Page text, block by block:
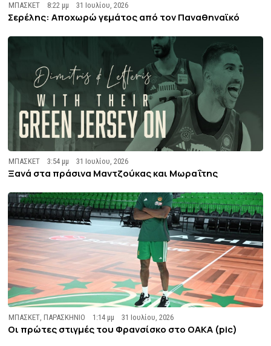
ΜΠΑΣΚΕΤ 8:22 μμ 31 Ιουλίου, 2026
Σερέλης: Αποχωρώ γεμάτος από τον Παναθηναϊκό
ΜΠΑΣΚΕΤ 3:54 μμ 31 Ιουλίου, 2026
Ξανά στα πράσινα Μαντζούκας και Μωραΐτης
ΜΠΑΣΚΕΤ,ΠΑΡΑΣΚΗΝΙΟ 1:14 μμ 31 Ιουλίου, 2026
Οι πρώτες στιγμές του Φρανσίσκο στο ΟΑΚΑ (pic)